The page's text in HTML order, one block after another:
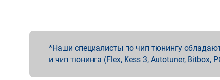
Наши специалисты по чип тюнингу
и чип тюнинга (Flex, Kess 3, Autotuner, Bitbox,